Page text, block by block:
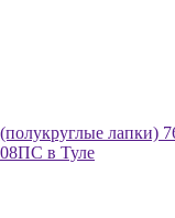
лапки)
08ПС в Туле